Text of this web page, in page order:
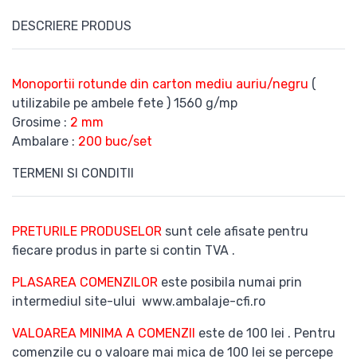
DESCRIERE PRODUS
Monoportii rotunde din carton mediu auriu/negru (
utilizabile pe ambele fete ) 1560 g/mp
Grosime : 2 mm
Ambalare : 200 buc/set
TERMENI SI CONDITII
PRETURILE PRODUSELOR sunt cele afisate pentru
fiecare produs in parte si contin TVA .
PLASAREA COMENZILOR este posibila numai prin
intermediul site-ului www.ambalaje-cfi.ro
VALOAREA MINIMA A COMENZII este de 100 lei . Pentru
comenzile cu o valoare mai mica de 100 lei se percepe